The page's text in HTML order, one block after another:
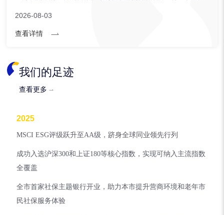
2026-08-03
查看详情
我们的足迹
查看更多
2025
MSCI ESG评级跃升至AA级，跻身全球同业领先行列
成功入选沪深300和上证180等核心指数，实现可纳入主流指数
全覆盖
全市首家社保主题银行开业，助力本市提升营商环境和老年市
民社保服务体验